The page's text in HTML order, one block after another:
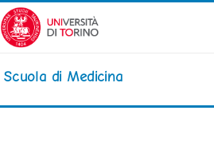
Vai al contenuto principale
Scuola di Medicina